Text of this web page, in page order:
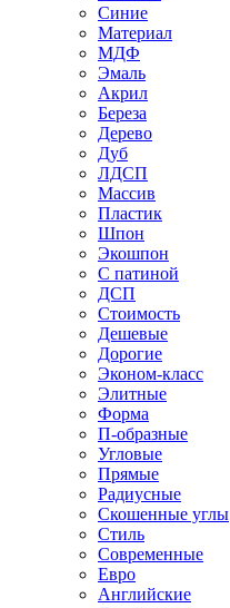
Синие
Материал
МДФ
Эмаль
Акрил
Береза
Дерево
Дуб
ЛДСП
Массив
Пластик
Шпон
Экошпон
С патиной
ДСП
Стоимость
Дешевые
Дорогие
Эконом-класс
Элитные
Форма
П-образные
Угловые
Прямые
Радиусные
Скошенные углы
Стиль
Современные
Евро
Английские